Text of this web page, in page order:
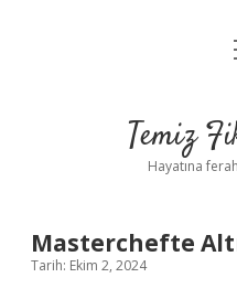
Temiz
Hayatına
Masterchefte
Tarih: Ekim 2, 2024